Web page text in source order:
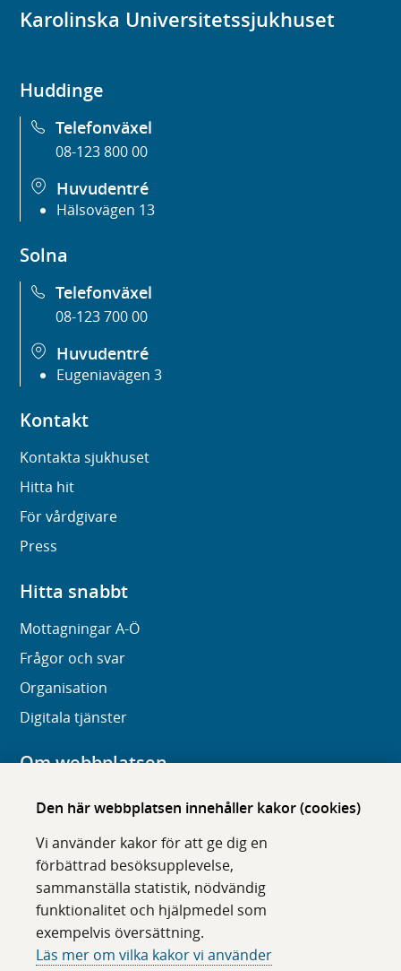
Den här webbplatsen innehåller kakor (cookies)
Vi använder kakor för att ge dig en
förbättrad besöksupplevelse,
sammanställa statistik, nödvändig
funktionalitet och hjälpmedel som
exempelvis översättning.
Läs mer om vilka kakor vi använder
Karolinska Universitetssjukhuset
Huddinge
Telefonväxel
08-123 800 00
Huvudentré
Hälsovägen 13
Solna
Telefonväxel
08-123 700 00
Huvudentré
Eugeniavägen 3
Kontakt
Kontakta sjukhuset
Hitta hit
För vårdgivare
Press
Hitta snabbt
Mottagningar A-Ö
Frågor och svar
Organisation
Digitala tjänster
Om webbplatsen
Om karolinska.se
Tillgänglighet
Om cookies
Följ oss i sociala medier